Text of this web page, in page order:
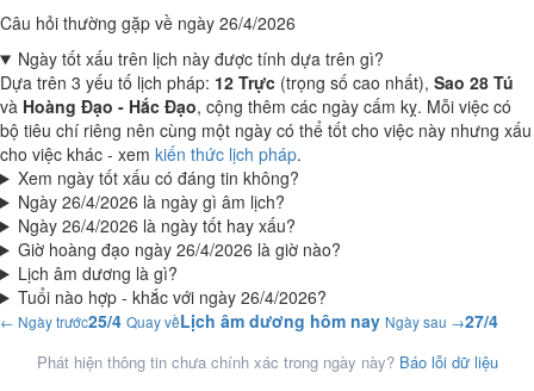
Câu hỏi thường gặp về ngày 26/4/2026
Ngày tốt xấu trên lịch này được tính dựa trên gì?
Dựa trên 3 yếu tố lịch pháp: 12 Trực (trọng số cao nhất), Sao 28 Tú
và Hoàng Đạo - Hắc Đạo, cộng thêm các ngày cấm kỵ. Mỗi việc có
bộ tiêu chí riêng nên cùng một ngày có thể tốt cho việc này nhưng xấu
cho việc khác - xem kiến thức lịch pháp.
Xem ngày tốt xấu có đáng tin không?
Ngày 26/4/2026 là ngày gì âm lịch?
Ngày 26/4/2026 là ngày tốt hay xấu?
Giờ hoàng đạo ngày 26/4/2026 là giờ nào?
Lịch âm dương là gì?
Tuổi nào hợp - khắc với ngày 26/4/2026?
← Ngày trước25/4 Quay vềLịch âm dương hôm nay Ngày sau →27/4
Phát hiện thông tin chưa chính xác trong ngày này? Báo lỗi dữ liệu